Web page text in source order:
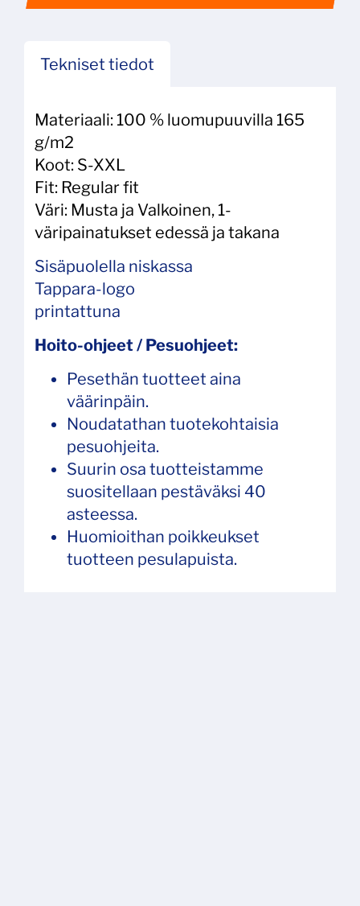
Tekniset tiedot
Materiaali: 100 % luomupuuvilla 165
g/m2
Koot: S-XXL
Fit: Regular fit
Väri: Musta ja Valkoinen, 1-
väripainatukset edessä ja takana
Sisäpuolella niskassa
Tappara-logo
printattuna
Hoito-ohjeet / Pesuohjeet:
Pesethän tuotteet aina
väärinpäin.
Noudatathan tuotekohtaisia
pesuohjeita.
Suurin osa tuotteistamme
suositellaan pestäväksi 40
asteessa.
Huomioithan poikkeukset
tuotteen pesulapuista.